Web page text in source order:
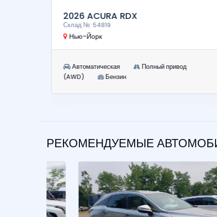
2026 ACURA RDX
Склад №: 54819
Нью-Йорк
Автоматическая
Полный привод
(AWD)
Бензин
РЕКОМЕНДУЕМЫЕ